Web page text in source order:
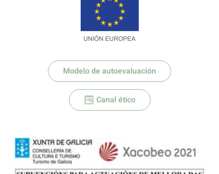
Modelo de autoevaluación
Canal ético